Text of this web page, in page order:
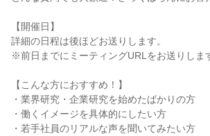
【開催日】
詳細の日程は後ほどお送りします。
※前日までにミーティングURLをお送りしま
【こんな方におすすめ！】
・業界研究・企業研究を始めたばかりの方
・働くイメージを具体的にしたい方
・若手社員のリアルな声を聞いてみたい方